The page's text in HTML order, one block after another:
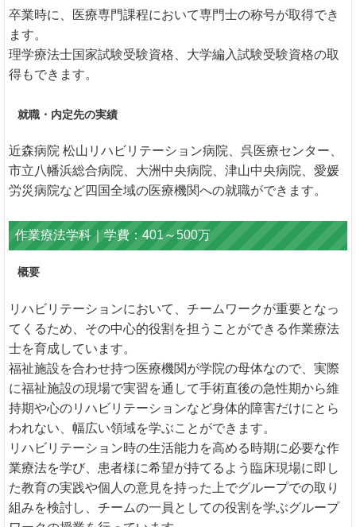
卒業時に、医療専門課程において専門士の称号が取得でき
ます。
理学療法士国家試験受験資格、大学編入試験受験資格の取
得もできます。
就職・内定先の実績
近森病院 松山リハビリテーション病院、呉医療センター、
市立八幡浜総合病院、大洲中央病院、津山中央病院、愛媛
労災病院など四国全域の医療機関への就職ができます。
作業療法学科｜学費：401～500万
概要
リハビリテーションにおいて、チームワークが重要となっ
てくるため、その中心的役割を担うことができる作業療法
士を育成しています。
福祉施設を合わせ持つ医療機関が学院の母体なので、実際
に福祉施設の現場で実習を通して手術直後の急性期から維
持期や心のリハビリテーションなど身体的障害だけにとら
われない、幅広い領域を学ぶことができます。
リハビリテーション時の生活能力を高める時期に必要な作
業療法を学び、患者様に希望が持てるよう臨床現場に即し
た教育の実践や個人の意見を持った上でグループでの取り
組みを検討し、チームの一員としての役割を学ぶグループ